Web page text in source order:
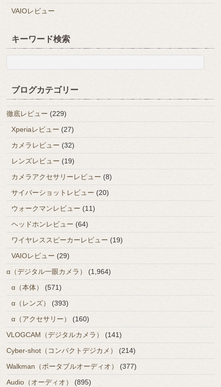
VAIOレビュー
キーワード検索
ブログカテゴリー
徹底レビュー (229)
Xperiaレビュー (27)
カメラレビュー (32)
レンズレビュー (19)
カメラアクセサリーレビュー (8)
サイバーショットレビュー (20)
ウォークマンレビュー (11)
ヘッドホンレビュー (64)
ワイヤレススピーカーレビュー (19)
VAIOレビュー (29)
α（デジタル一眼カメラ）
(1,964)
α（本体）
(571)
α（レンズ）
(393)
α（アクセサリー）
(160)
VLOGCAM（デジタルカメラ）
(141)
Cyber-shot（コンパクトデジカメ）
(214)
Walkman（ポータブルオーディオ）
(377)
Audio（オーディオ）
(895)